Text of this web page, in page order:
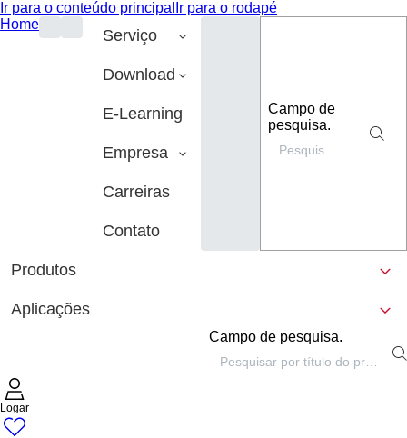
Ir para o conteúdo principal Ir para o rodapé
Home
Serviço
Download
E-Learning
Empresa
Carreiras
Contato
Campo de
pesquisa.
Produtos
Aplicações
Campo de pesquisa.
Logar